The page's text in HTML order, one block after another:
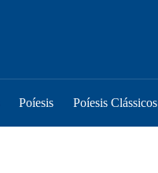
Poíesis Poíesis Clássicos